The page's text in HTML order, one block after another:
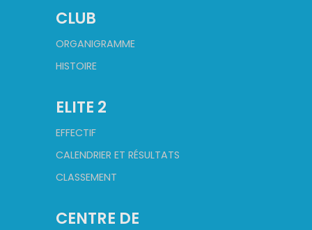
CLUB
ORGANIGRAMME
HISTOIRE
ELITE 2
EFFECTIF
CALENDRIER ET RÉSULTATS
CLASSEMENT
CENTRE DE